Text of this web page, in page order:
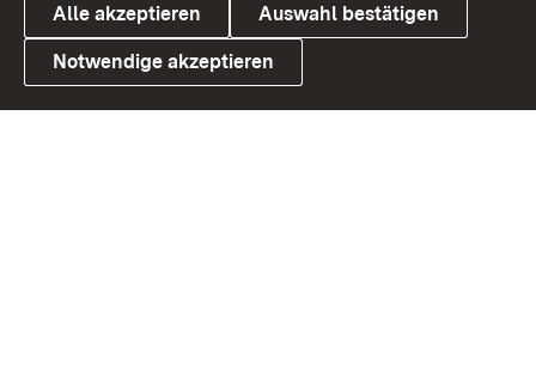
Link zum Landesportal
Alle akzeptieren Auswahl bestätigen
Notwendige akzeptieren